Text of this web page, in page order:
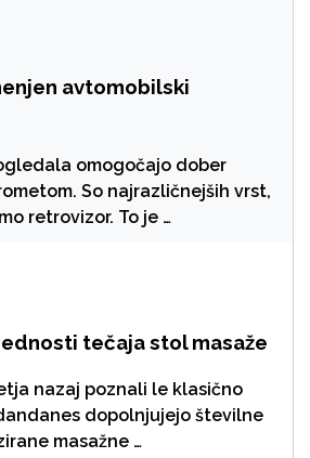
avtomobilski
omogočajo dober
So najrazličnejših vrst,
retrovizor. To je …
tečaja stol masaže
nazaj poznali le klasično
dopolnjujejo številne
masažne …